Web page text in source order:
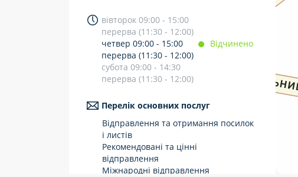
вівторок 09:00 - 15:00
перерва (11:30 - 12:00)
четвер 09:00 - 15:00
Відчинено
перерва (11:30 - 12:00)
субота 09:00 - 14:30
перерва (11:30 - 12:00)
Перелік основних послуг
Відправлення та отримання посилок
і листів
Рекомендовані та цінні
відправлення
Міжнародні відправлення